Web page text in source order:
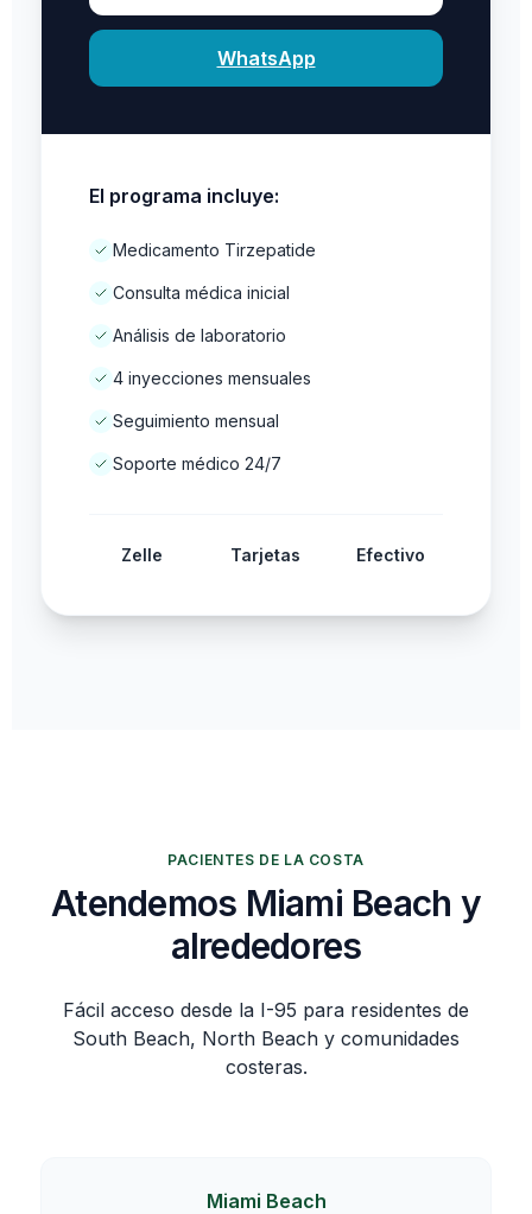
WhatsApp
El programa incluye:
Medicamento Tirzepatide
Consulta médica inicial
Análisis de laboratorio
4 inyecciones mensuales
Seguimiento mensual
Soporte médico 24/7
Zelle Tarjetas Efectivo
PACIENTES DE LA COSTA
Atendemos Miami Beach y
alrededores
Fácil acceso desde la I-95 para residentes de
South Beach, North Beach y comunidades
costeras.
Miami Beach